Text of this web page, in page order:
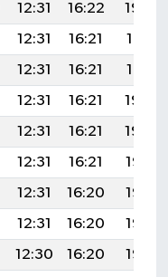
12:31 16:22
19:42
12:31 16:21
19:41
12:31 16:21
19:41
12:31 16:21
19:40
12:31 16:21
19:39
12:31 16:21
19:38
12:31 16:20
19:37
12:31 16:20
19:36
12:30 16:20
19:35